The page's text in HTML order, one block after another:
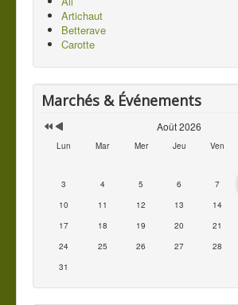
Artichaut
Betterave
Carotte
Marchés & Événements
Août 2026
Lun Mar Mer Jeu Ven
3
4 5 6 7
10
11 12 13 14
17
18 19 20 21
24
25 26 27 28
31